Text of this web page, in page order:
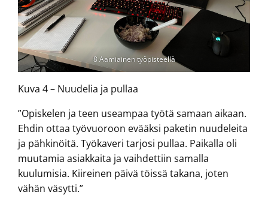
8 Aamiainen työpisteellä
Kuva 4 – Nuudelia ja pullaa
”Opiskelen ja teen useampaa työtä samaan aikaan.
Ehdin ottaa työvuoroon evääksi paketin nuudeleita
ja pähkinöitä. Työkaveri tarjosi pullaa. Paikalla oli
muutamia asiakkaita ja vaihdettiin samalla
kuulumisia. Kiireinen päivä töissä takana, joten
vähän väsytti.”